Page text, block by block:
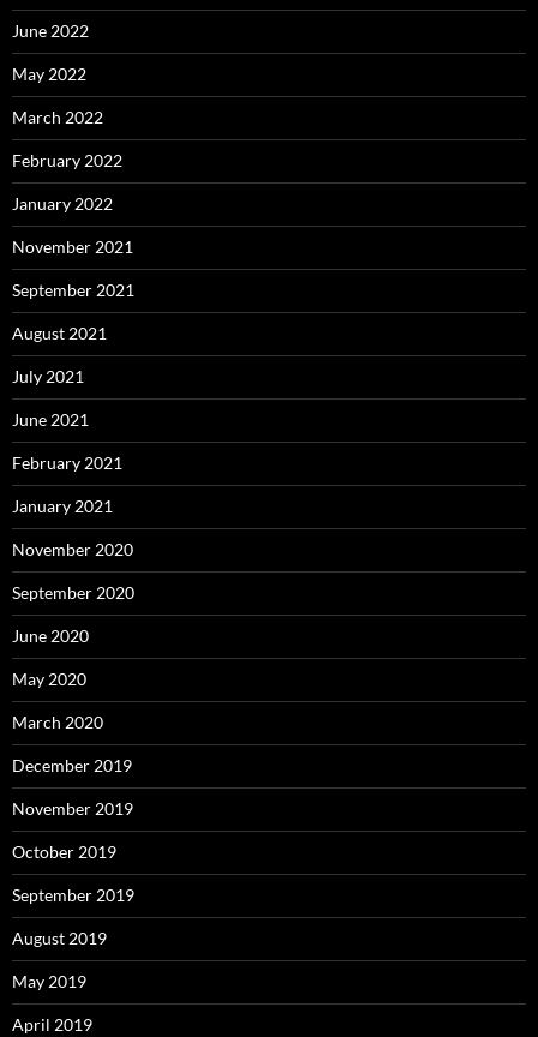
June 2022
May 2022
March 2022
February 2022
January 2022
November 2021
September 2021
August 2021
July 2021
June 2021
February 2021
January 2021
November 2020
September 2020
June 2020
May 2020
March 2020
December 2019
November 2019
October 2019
September 2019
August 2019
May 2019
April 2019